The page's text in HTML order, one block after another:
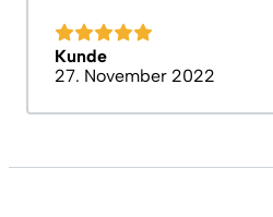
Kunde
27. November 2022